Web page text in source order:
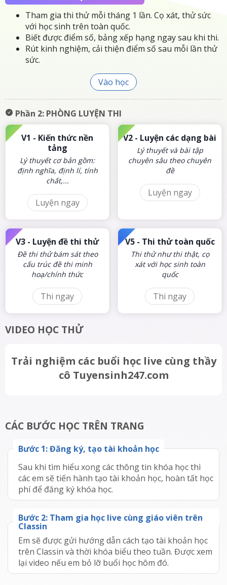
Tham gia thi thử mỗi tháng 1 lần. Cọ xát, thử sức
với học sinh trên toàn quốc.
Biết được điểm số, bảng xếp hạng ngay sau khi thi.
Rút kinh nghiệm, cải thiện điểm số sau mỗi lần thử
sức.
Vào học
Phần 2: PHÒNG LUYỆN THI
V1 - Kiến thức nền
tảng
Lý thuyết cơ bản gồm:
định nghĩa, định lí, tính
chất,...
Luyện ngay
V2 - Luyện các dạng bài
Lý thuyết và bài tập
chuyên sâu theo chuyên
đề
Luyện ngay
V3 - Luyện đề thi thử
Đề thi thử bám sát theo
cấu trúc đề thi minh
hoạ/chính thức
Thi ngay
V5 - Thi thử toàn quốc
Thi thử như thi thật, cọ
xát với học sinh toàn
quốc
Thi ngay
VIDEO HỌC THỬ
Trải nghiệm các buổi học live cùng thầy
cô Tuyensinh247.com
CÁC BƯỚC HỌC TRÊN TRANG
Bước 1:Đăng ký, tạo tài khoản học
Sau khi tìm hiểu xong các thông tin khóa học thì
các em sẽ tiến hành tạo tài khoản học, hoàn tất học
phí để đăng ký khóa học.
Bước 2: Tham gia học live cùng giáo viên trên
Classin
Em sẽ được gửi hướng dẫn cách tạo tài khoản học
trên Classin và thời khóa biểu theo tuần. Được xem
lại video nếu em bỏ lỡ buổi học hôm đó.